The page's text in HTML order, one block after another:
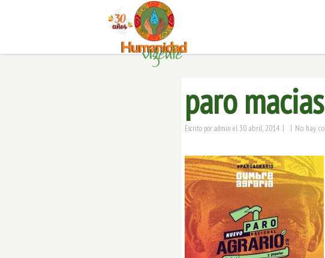
paro macias
Escrito poradmin el 30 abril, 2014 | | No hay